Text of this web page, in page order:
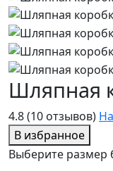
4.8(10 отзывов)
В избранное
Шляпная
Выберите размер